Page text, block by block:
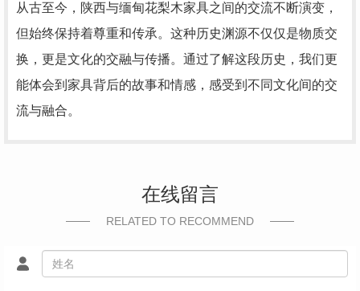
从古至今，陕西与缅甸花梨木家具之间的交流不断演变，
但始终保持着尊重和传承。这种历史渊源不仅仅是物质交
换，更是文化的交融与传播。通过了解这段历史，我们更
能体会到家具背后的故事和情感，感受到不同文化间的交
流与融合。
在线留言
RELATED TO RECOMMEND